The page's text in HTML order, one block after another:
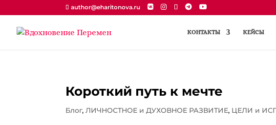
author@eharitonova.ru
КОНТАКТЫ КЕЙСЫ
Короткий путь к мечте
Блог,ЛИЧНОСТНОЕ и ДУХОВНОЕ РАЗВИТИЕ, ЦЕЛИ и